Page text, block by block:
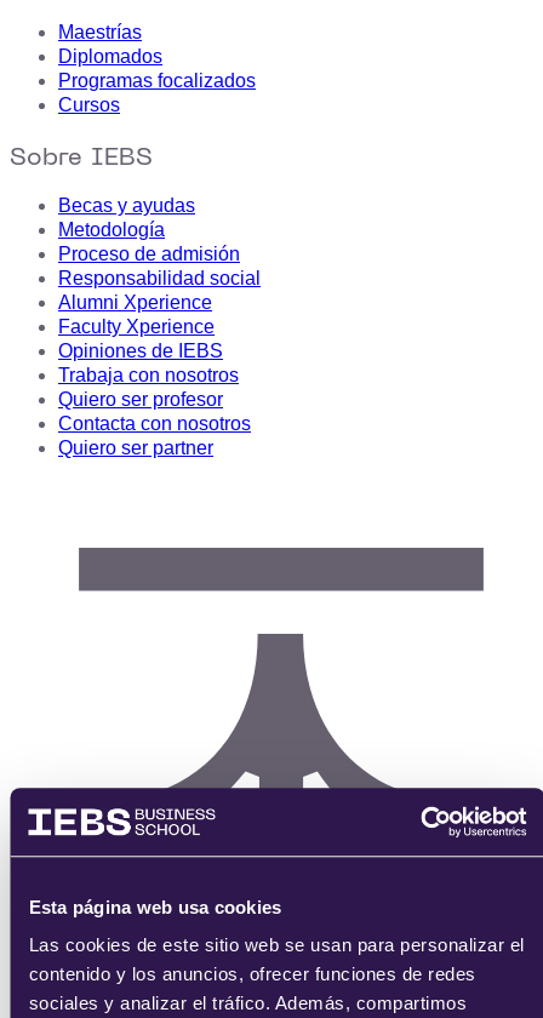
Esta página web usa cookies
Las cookies de este sitio web se usan para personalizar el
contenido y los anuncios, ofrecer funciones de redes
sociales y analizar el tráfico. Además, compartimos
Maestrías
Diplomados
Programas focalizados
Cursos
Sobre IEBS
Becas y ayudas
Metodología
Proceso de admisión
Responsabilidad social
Alumni Xperience
Faculty Xperience
Opiniones de IEBS
Trabaja con nosotros
Quiero ser profesor
Contacta con nosotros
Quiero ser partner